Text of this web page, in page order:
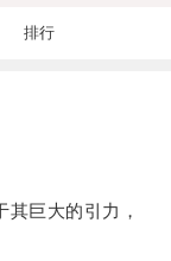
排行
巨大的引力，